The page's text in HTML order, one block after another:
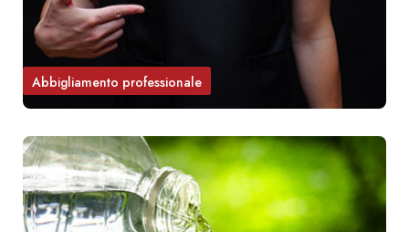
Abbigliamento professionale